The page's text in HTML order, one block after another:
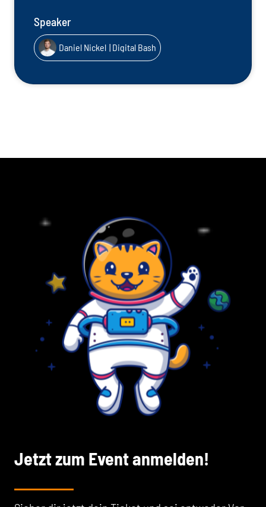
Speaker
Daniel Nickel | Digital Bash
Jetzt zum Event anmelden!